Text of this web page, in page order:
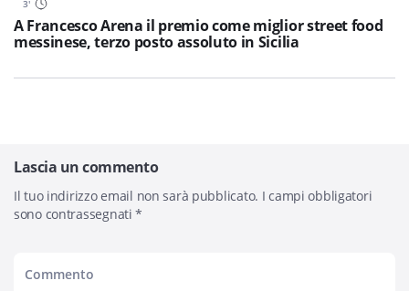
3'
A Francesco Arena il premio come miglior street food
messinese, terzo posto assoluto in Sicilia
Lascia un commento
Il tuo indirizzo email non sarà pubblicato. I campi obbligatori
sono contrassegnati*